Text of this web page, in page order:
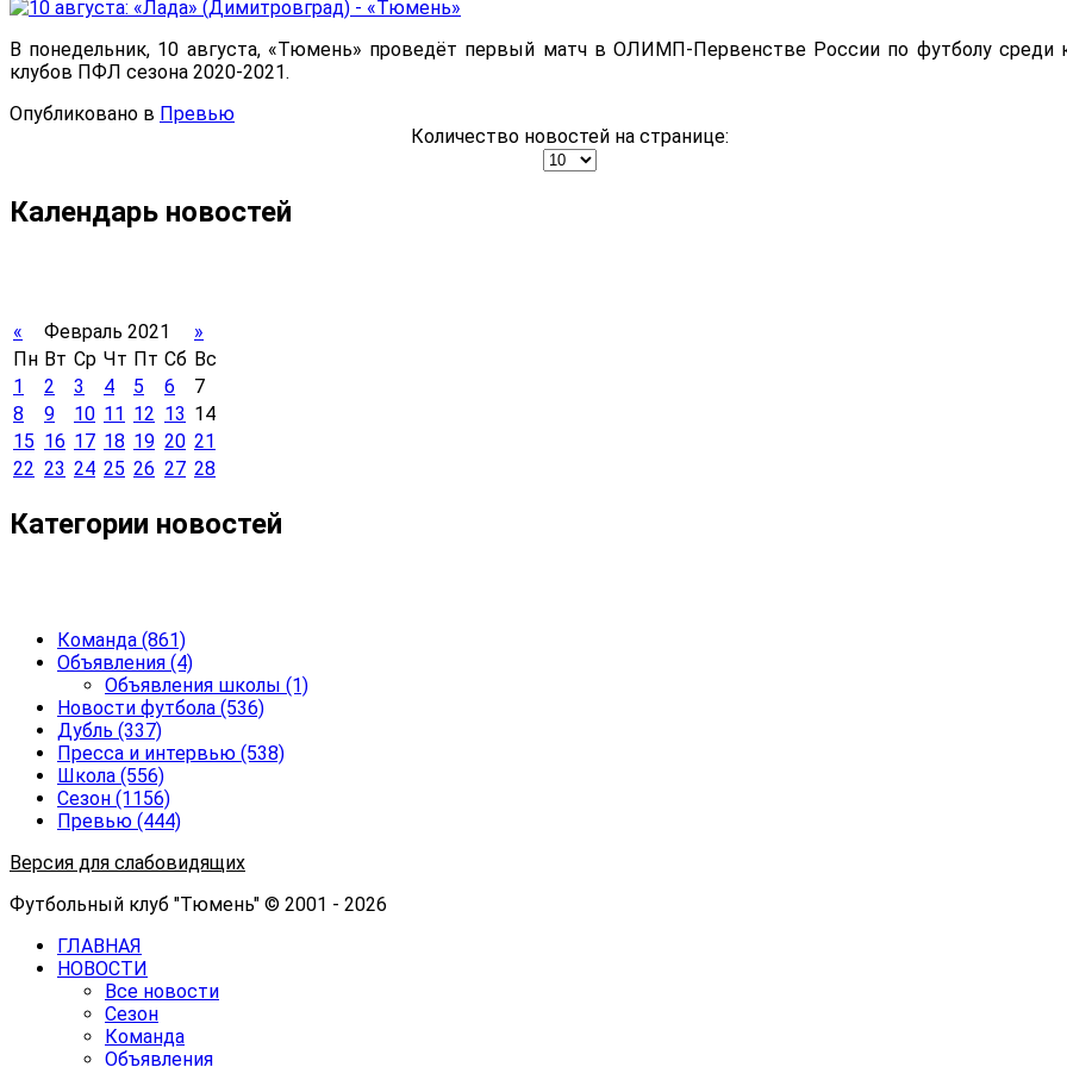
В понедельник, 10 августа, «Тюмень» проведёт первый матч в ОЛИМП-Первенстве России по футболу среди
клубов ПФЛ сезона 2020-2021.
Опубликовано в Превью
Количество новостей на странице:
Календарь новостей
« Февраль 2021
»
Пн Вт Ср Чт Пт Сб Вс
1
2 3 4 5 6
7
8
9 10 11 12 13 14
15 16 17 18 19 20 21
22 23 24 25 26 27 28
Категории новостей
Команда (861)
Объявления (4)
Объявления школы (1)
Новости футбола (536)
Дубль (337)
Пресса и интервью (538)
Школа (556)
Сезон (1156)
Превью (444)
Версия для слабовидящих
Футбольный клуб "Тюмень" © 2001 - 2026
ГЛАВНАЯ
НОВОСТИ
Все новости
Сезон
Команда
Объявления